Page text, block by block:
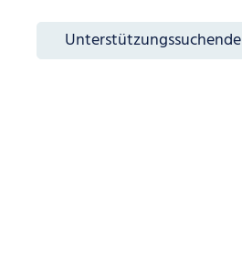
Unterstützungssuchende